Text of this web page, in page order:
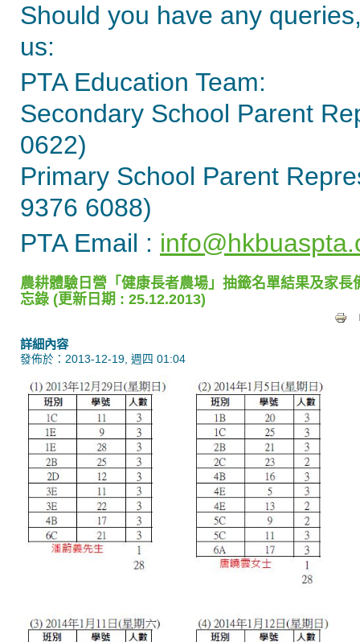
Should you have any
us:
PTA Education Team:
Secondary School Parent
0622)
Primary School Parent
9376 6088)
PTA Email :
農耕體驗日營「健康長者農場」抽籤名單結果及家長
忘錄 (更新日期 : 25.12.2013)
詳細內容
發佈於：2013-12-19, 週四 01:04